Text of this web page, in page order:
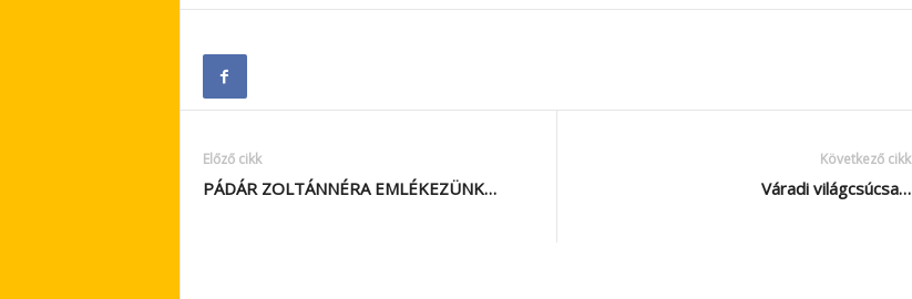
Előző cikk
PÁDÁR ZOLTÁNNÉRA EMLÉKEZÜNK…
Következő cikk
Váradi világcsúcsa…